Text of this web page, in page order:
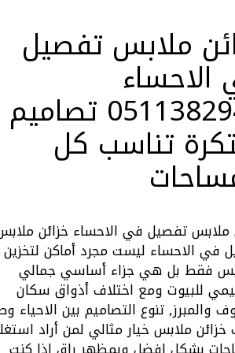
ملابس تفصيل
0511382940 تصاميم
تناسب كل
ملابس تفصيل في الاحساء خزائن
في الاحساء ليست مجرد أماكن لتخزين
فقط بل هي جزاء أساسي جمالي
للبيوت ومع اختلاف أذواق سكان
والمبرز, تنوع التصاميم بين الاحياء
خزائن ملابس خيار مثالي لمن أراد